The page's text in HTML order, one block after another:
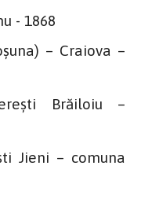
- 1868
– Craiova –
Brăiloiu –
Jieni – comuna